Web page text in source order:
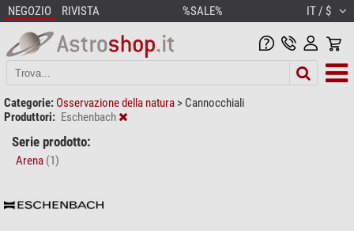
NEGOZIO RIVISTA %SALE% IT / $
Categorie: Osservazione della natura > Cannocchiali
Produttori: Eschenbach
Serie prodotto:
Arena (1)